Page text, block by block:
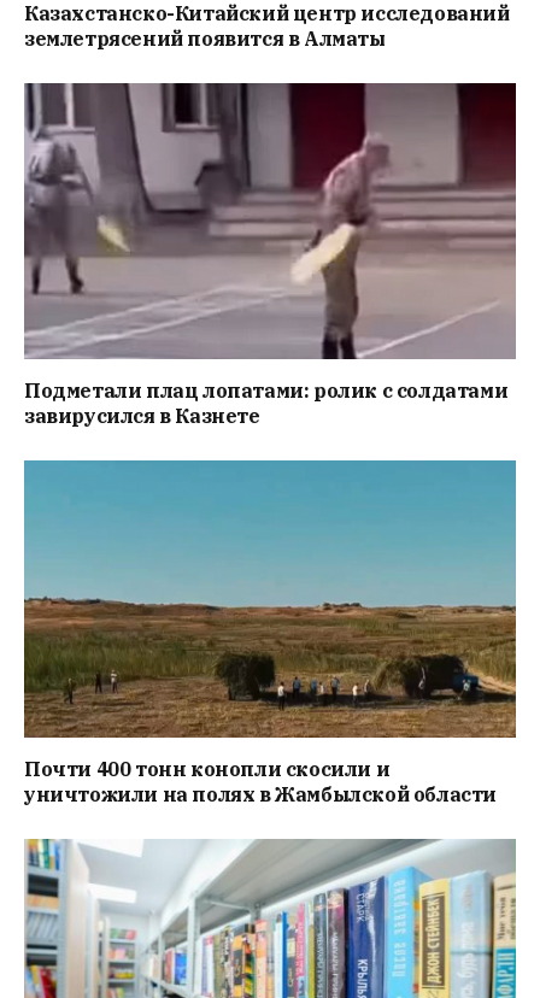
Казахстанско-Китайский центр исследований
землетрясений появится в Алматы
Подметали плац лопатами: ролик с солдатами
завирусился в Казнете
Почти 400 тонн конопли скосили и
уничтожили на полях в Жамбылской области